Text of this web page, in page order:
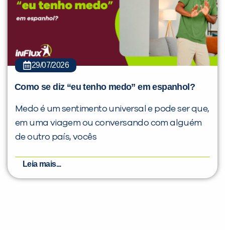
29/07/2026
Como se diz “eu tenho medo” em espanhol?
Medo é um sentimento universal e pode ser que,
em uma viagem ou conversando com alguém
de outro país, vocês
Leia mais...